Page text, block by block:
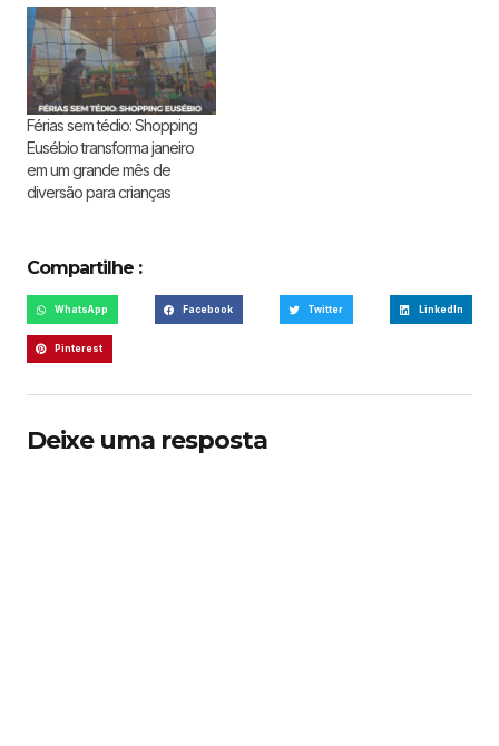
Férias sem tédio: Shopping
Eusébio transforma janeiro
em um grande mês de
diversão para crianças
Compartilhe :
WhatsApp Facebook Twitter LinkedIn
Pinterest
Deixe uma resposta